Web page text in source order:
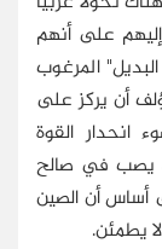
على أنهم
المرغوب
أن يركز على
انحدار القوة
يصب في صالح
أساس أن الصين
يطمئن.